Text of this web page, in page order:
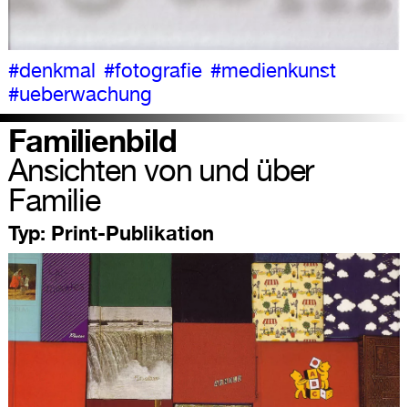
#denkmal #fotografie #medienkunst
#ueberwachung
Familienbild
Ansichten von und über
Familie
Typ: Print-Publikation